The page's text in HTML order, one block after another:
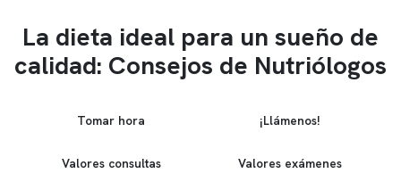
La dieta ideal para un sueño de
calidad: Consejos de Nutriólogos
Tomar hora ¡Llámenos!
Valores consultas Valores exámenes